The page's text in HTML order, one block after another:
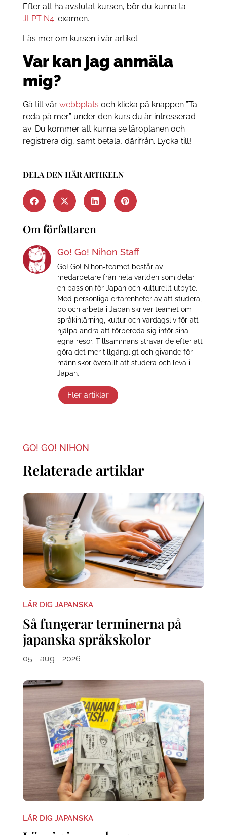
Efter att ha avslutat kursen, bör du kunna ta
JLPT N4-examen.
Läs mer om kursen i vår artikel.
Var kan jag anmäla
mig?
Gå till vår webbplats och klicka på knappen ”Ta
reda på mer” under den kurs du är intresserad
av. Du kommer att kunna se läroplanen och
registrera dig, samt betala, därifrån. Lycka till!
DELA DEN HÄR ARTIKELN
Om författaren
Go! Go! Nihon Staff
Go! Go! Nihon-teamet består av
medarbetare från hela världen som delar
en passion för Japan och kulturellt utbyte.
Med personliga erfarenheter av att studera,
bo och arbeta i Japan skriver teamet om
språkinlärning, kultur och vardagsliv för att
hjälpa andra att förbereda sig inför sina
egna resor. Tillsammans strävar de efter att
göra det mer tillgängligt och givande för
människor överallt att studera och leva i
Japan.
Fler artiklar
GO! GO! NIHON
Relaterade artiklar
LÄR DIG JAPANSKA
Så fungerar terminerna på
japanska språkskolor
05 - aug - 2026
LÄR DIG JAPANSKA